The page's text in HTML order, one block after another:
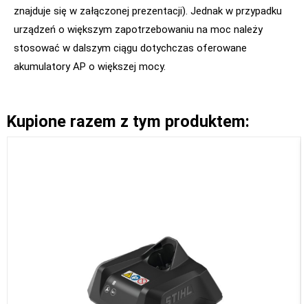
znajduje się w załączonej prezentacji). Jednak w przypadku
urządzeń o większym zapotrzebowaniu na moc należy
stosować w dalszym ciągu dotychczas oferowane
akumulatory AP o większej mocy.
Kupione razem z tym produktem: